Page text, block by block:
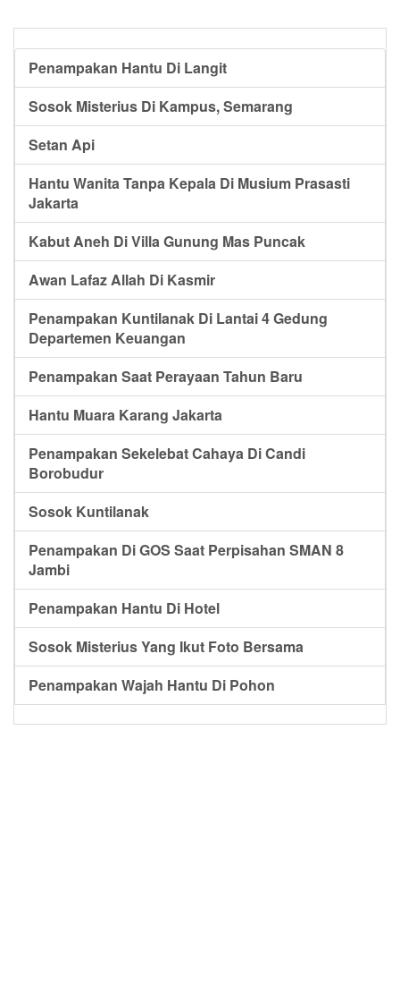
Penampakan Hantu Di Langit
Sosok Misterius Di Kampus, Semarang
Setan Api
Hantu Wanita Tanpa Kepala Di Musium Prasasti
Jakarta
Kabut Aneh Di Villa Gunung Mas Puncak
Awan Lafaz Allah Di Kasmir
Penampakan Kuntilanak Di Lantai 4 Gedung
Departemen Keuangan
Penampakan Saat Perayaan Tahun Baru
Hantu Muara Karang Jakarta
Penampakan Sekelebat Cahaya Di Candi
Borobudur
Sosok Kuntilanak
Penampakan Di GOS Saat Perpisahan SMAN 8
Jambi
Penampakan Hantu Di Hotel
Sosok Misterius Yang Ikut Foto Bersama
Penampakan Wajah Hantu Di Pohon